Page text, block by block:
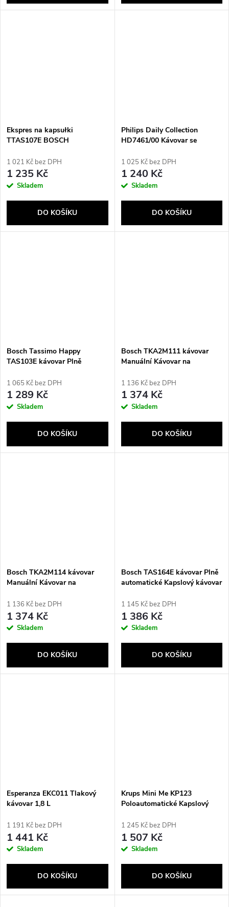
Ekspres na kapsułki
TTAS107E BOSCH
1 021 Kč bez DPH
1 235 Kč
Skladem
DO KOŠÍKU
Philips Daily Collection
HD7461/00 Kávovar se
1 025 Kč bez DPH
1 240 Kč
Skladem
DO KOŠÍKU
Bosch Tassimo Happy
TAS103E kávovar Plně
0,7 l
1 065 Kč bez DPH
1 289 Kč
Skladem
DO KOŠÍKU
Bosch TKA2M111 kávovar
Manuální Kávovar na
1 136 Kč bez DPH
1 374 Kč
Skladem
DO KOŠÍKU
Bosch TKA2M114 kávovar
Manuální Kávovar na
1 136 Kč bez DPH
1 374 Kč
Skladem
DO KOŠÍKU
Bosch TAS164E kávovar Plně
automatické Kapslový kávovar
1 145 Kč bez DPH
1 386 Kč
Skladem
DO KOŠÍKU
Esperanza EKC011 Tlakový
kávovar 1,8 L
1 191 Kč bez DPH
1 441 Kč
Skladem
DO KOŠÍKU
Krups Mini Me KP123
Poloautomatické Kapslový
1 245 Kč bez DPH
1 507 Kč
Skladem
DO KOŠÍKU